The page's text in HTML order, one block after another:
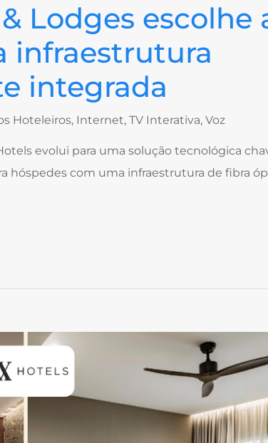
Lodges escolhe
infraestrutura
integrada
Hoteleiros, Internet, TV Interativa, Voz
evolui para uma solução tecnológica
hóspedes com uma infraestrutura de fibra